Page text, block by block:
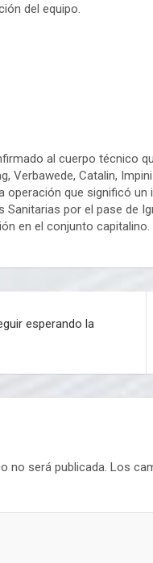
del equipo.
al cuerpo técnico
Verbawede, Catalin,
operación que significó
por el pase de
en el conjunto capitalino.
esperando la
no será publicada. Los